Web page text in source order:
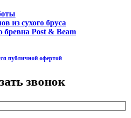
из сухого бруса
бревна Post & Beam
публичной офертой
звонок